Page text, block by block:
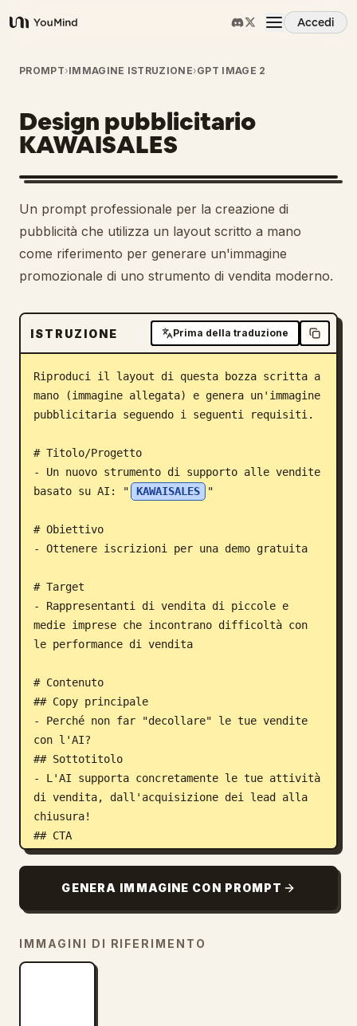
YouMind
Accedi
Panoramica
Casi d'uso
Abilità
Prompt
Prezzi
Scarica
Blog
PROMPT›IMMAGINE ISTRUZIONE›GPT IMAGE 2
Design pubblicitario
KAWAISALES
Un prompt professionale per la creazione di
pubblicità che utilizza un layout scritto a mano
come riferimento per generare un'immagine
promozionale di uno strumento di vendita moderno.
ISTRUZIONE Prima della traduzione
Riproduci il layout di questa bozza scritta a
mano (immagine allegata) e genera un'immagine
pubblicitaria seguendo i seguenti requisiti.
# Titolo/Progetto
- Un nuovo strumento di supporto alle vendite
basato su AI: "
KAWAISALES "
# Obiettivo
- Ottenere iscrizioni per una demo gratuita
# Target
- Rappresentanti di vendita di piccole e
medie imprese che incontrano difficoltà con
le performance di vendita
# Contenuto
## Copy principale
- Perché non far "decollare" le tue vendite
con l'AI?
## Sottotitolo
- L'AI supporta concretamente le tue attività
di vendita, dall'acquisizione dei lead alla
chiusura!
## CTA
- Prova subito la demo gratuita! ## Elemento
- Un rappresentante di vendita uomo e una
donna sulla trentina, eleganti e
sorridenti durante una riunione di lavoro
online con un cliente su un laptop.
GENERA IMMAGINE CON PROMPT
IMMAGINI DI RIFERIMENTO